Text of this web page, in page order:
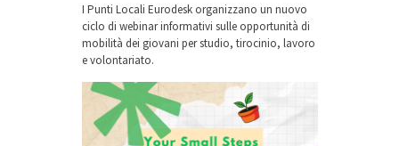
I Punti Locali Eurodesk organizzano un nuovo
ciclo di webinar informativi sulle opportunità di
mobilità dei giovani per studio, tirocinio, lavoro
e volontariato.